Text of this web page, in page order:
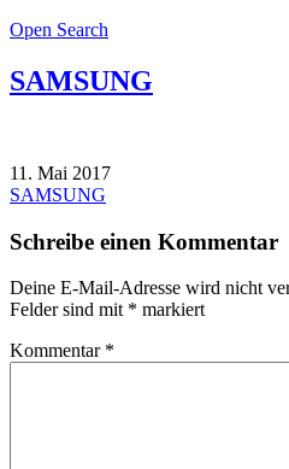
Open Search
SAMSUNG
11. Mai 2017
Beitragsnavigation
SAMSUNG
Schreibe einen Kommentar
Deine E-Mail-Adresse wird nicht
Felder sind mit * markiert
Kommentar *